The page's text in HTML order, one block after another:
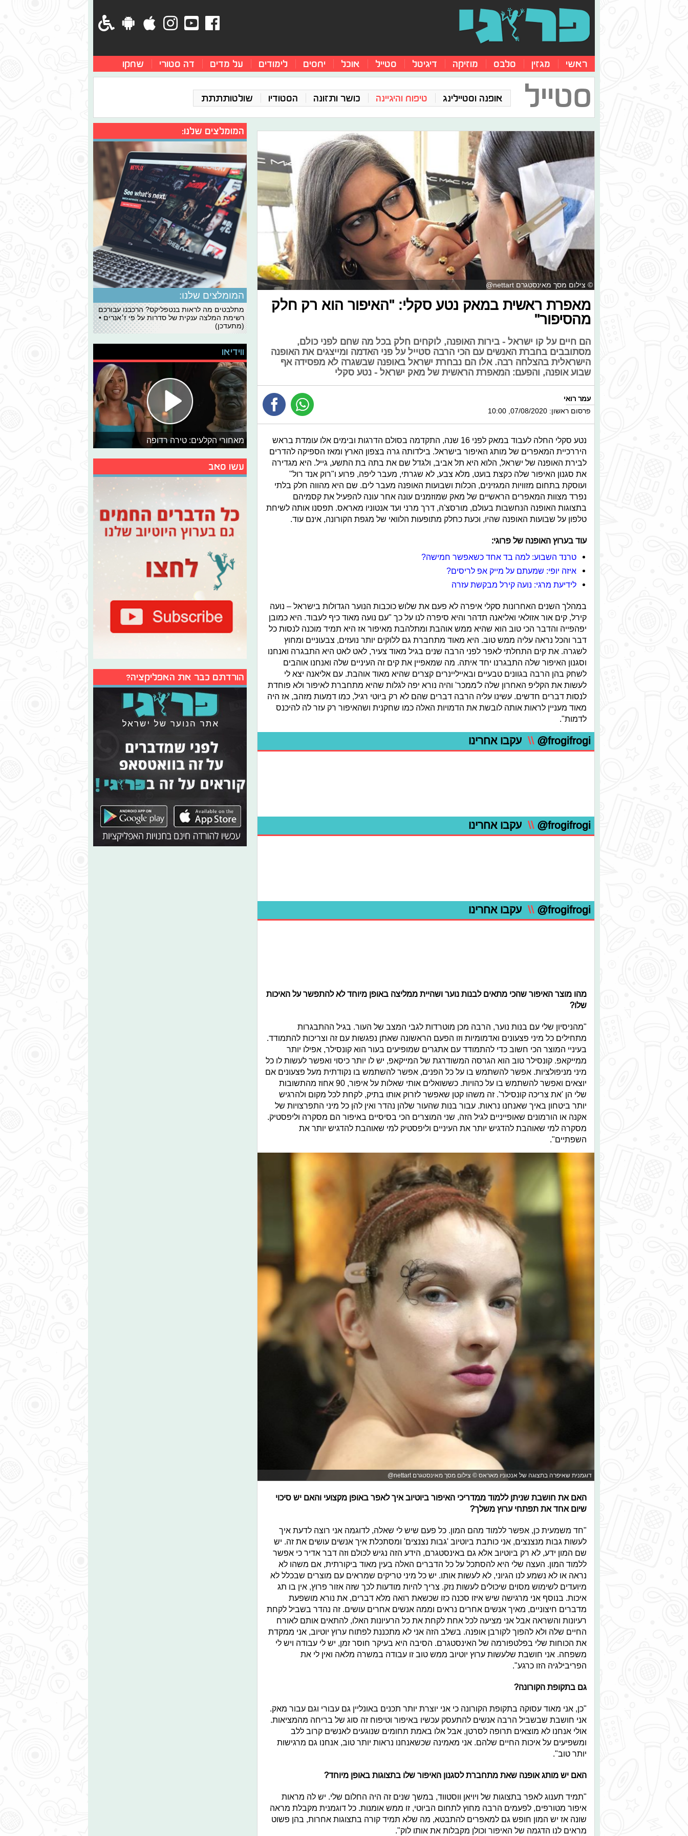
ראשי מגזין סלבס מוזיקה דיגיטל סטייל אוכל יחסים לימודים על מדים דה סטורי שחקו
סטייל אופנה וסטיילינג טיפוח והיגיינה כושר ותזונה הסטודיו שולטותתתת
© צילום מסך מאינסטגרם nettart@
מאפרת ראשית במאק נטע סקלי: "האיפור הוא רק חלק
מהסיפור"
הם חיים על קו ישראל - בירות האופנה, לוקחים חלק בכל מה שחם לפני כולם,
מסתובבים בחברת האנשים עם הכי הרבה סטייל על פני האדמה ומייצגים את האופנה
הישראלית בהצלחה רבה. אלו הם נבחרת ישראל באופנה שבשגרה לא מפסידה אף
שבוע אופנה, והפעם: המאפרת הראשית של מאק ישראל - נטע סקלי
עמר רואי
פרסום ראשון: 07/08/2020, 10:00
נטע סקלי החלה לעבוד במאק לפני 16 שנה, התקדמה בסולם הדרגות ובימים אלו עומדת בראש
היררכיית המאפרים של מותג האיפור בישראל. בילדותה גרה בצפון הארץ ומאז הספיקה להדרים
לבירת האופנה של ישראל, הלוא היא תל אביב, ולגדל שם את בתה בת התשע, גייל. היא מגדירה
את סגנון האיפור שלה כקצת בועט, מלא צבע, לא שגרתי, מעבר ליפה, פרוע ו"רוק אנד רול"
ועוסקת בתחום מזוויות המגזינים, הכלות ושבועות האופנה מעבר לים. שם היא מהווה חלק בלתי
נפרד מצוות המאפרים הראשיים של מאק שמוזמנים עונה אחר עונה להפעיל את קסמיהם
בתצוגות האופנה הנחשבות בעולם, מורסצ'ה, דרך מרני ועד אנטוניו מאראס. תפסנו אותה לשיחת
טלפון על שבועות האופנה שהיו, וכעת כחלק מתופעות הלוואי של מגפת הקורונה, אינם עוד.
עוד בערוץ האופנה של פרוגי:
טרנד השבוע: למה בד אחד כשאפשר חמישה?
איזה יופי: שמעתם על מייק אפ לריסים?
לידיעת מרגי: נועה קירל מבקשת עזרה
במהלך השנים האחרונות סקלי איפרה לא פעם את שלוש כוכבות הנוער הגדולות בישראל – נועה
קירל, קים אור אזולאי ואליאנה תדהר והיא סיפרה לנו על כך "עם נועה מאוד כיף לעבוד. היא כמובן
יפהפייה והדבר הכי טוב הוא שהיא ממש אוהבת ומתלהבת מאיפור אז היא תמיד מוכנה לנסות כל
דבר והכל נראה עליה ממש טוב. היא מאוד מתחברת גם ללוקים יותר נועזים, צבעוניים ומחוץ
לשגרה. את קים התחלתי לאפר לפני הרבה שנים בגיל מאוד צעיר, לאט לאט היא התבגרה ואנחנו
וסגנון האיפור שלה התבגרנו יחד איתה. מה שמאפיין את קים זה העיניים שלה ואנחנו אוהבים
לשחק בהן הרבה בגוונים טבעיים ובאייליינרים קצרים שהיא מאוד אוהבת. עם אליאנה יצא לי
לעשות את הקליפ האחרון שלה ל'ממכר' והיה נורא יפה לגלות שהיא מתחברת לאיפור ולא פוחדת
לנסות דברים חדשים. עשינו עליה הרבה דברים שהם לא רק ביוטי רגיל, כמו דמעות מזהב, אז היה
מאוד מעניין לראות אותה לובשת את הדמויות האלה כמו שחקנית ושהאיפור רק עזר לה להיכנס
לדמות".
@frogifrogi
\\ עקבו אחרינו
@frogifrogi
\\ עקבו אחרינו
@frogifrogi
\\ עקבו אחרינו
מהו מוצר האיפור שהכי מתאים לבנות נוער ושהיית ממליצה באופן מיוחד לא להתפשר על האיכות
שלו?
"מהניסיון שלי עם בנות נוער, הרבה מכן מוטרדות לגבי המצב של העור. בגיל ההתבגרות
מתחילים כל מיני פצעונים ואדמומיות וזו הפעם הראשונה שאתן נפגשות עם זה וצריכות להתמודד.
בעיניי המוצר הכי חשוב כדי להתמודד עם אתגרים שמופיעים בעור הוא קונסילר, אפילו יותר
ממייקאפ. קונסילר טוב הוא הגרסה המשודרגת של המייקאפ, יש לו יותר כיסוי ואפשר לעשות לו כל
מיני מניפולציות. אפשר להשתמש בו על כל הפנים, אפשר להשתמש בו נקודתית מעל פצעונים אם
יוצאים ואפשר להשתמש בו על כהויות. כששואלים אותי שאלות על איפור, 90 אחוז מהתשובות
שלי הן 'את צריכה קונסילר'. זה משהו קטן שאפשר לזרוק אותו בתיק, לקחת לכל מקום ולהרגיש
יותר ביטחון באיך שאנחנו נראות. עבור בנות שהעור שלהן נהדר ואין להן כל מיני התפרצויות של
אקנה או הורמונים שאופייניים לגיל הזה, שני המוצרים הכי בסיסיים באיפור הם מסקרה וליפסטיק.
מסקרה למי שאוהבת להדגיש יותר את העיניים וליפסטיק למי שאוהבת להדגיש יותר את
השפתיים".
דוגמנית שאיפרה בתצוגה של אנטוניו מאראס © צילום מסך מאינסטגרם nettart@
האם את חושבת שניתן ללמוד ממדריכי האיפור ביוטיוב איך לאפר באופן מקצועי והאם יש סיכוי
שיום אחד את תפתחי ערוץ משלך?
"חד משמעית כן, אפשר ללמוד מהם המון. כל פעם שיש לי שאלה, לדוגמה אני רוצה לדעת איך
לעשות גבות מנצנצים, אני כותבת ביוטיוב 'גבות נצנצים' ומסתכלת איך אנשים עושים את זה. יש
שם המון ידע, לא רק ביוטיוב אלא גם באינסטגרם, הידע הזה נגיש לכולם וזה דבר אדיר כי אפשר
ללמוד המון. העצה שלי היא להסתכל על כל הדברים האלה בעין מאוד ביקורתית, אם משהו לא
נראה או לא נשמע לנו הגיוני, לא לעשות אותו. יש כל מיני טריקים שמראים עם מוצרים שבכלל לא
מיועדים לשימוש מסוים שיכולים לעשות נזק. צריך להיות מודעות לכך שזה אזור פרוץ, אין בו תג
איכות. בנוסף אני מרגישה שיש איזו סכנה כזו שכשאת רואה מלא דברים, את נורא מושפעת
מדברים חיצוניים, מאיך אנשים אחרים נראים וממה אנשים אחרים עושים. זה נהדר בשביל לקחת
רעיונות והשראה אבל אני מציעה לכל אחת לקחת את כל הרעיונות האלו, להתאים אותם לאורח
החיים שלה ולא להפוך לקורבן אופנה. בשלב הזה אני לא מתכננת לפתוח ערוץ יוטיוב, אני ממקדת
את הכוחות שלי בפלטפורמה של האינסטגרם. הסיבה היא בעיקר חוסר זמן, יש לי עבודה ויש לי
משפחה. אני חושבת שלעשות ערוץ יוטיוב ממש טוב זו עבודה במשרה מלאה ואין לי את
הפריבילגיה הזו כרגע".
גם בתקופת הקורונה?
"כן, אני מאוד עסוקה בתקופת הקורונה כי אני יוצרת יותר תכנים באונליין גם עבורי וגם עבור מאק.
אני חושבת שבשביל הרבה אנשים להתעסק עכשיו באיפור וטיפוח זה סוג של בריחה מהמציאות.
אולי אנחנו לא מוצאים תרופה לסרטן, אבל אלו באמת תחומים שנוגעים לאנשים קרוב ללב
ומשפיעים על איכות החיים שלהם. אני מאמינה שכשאנחנו נראות יותר טוב, אנחנו גם מרגישות
יותר טוב".
האם יש מותג אופנה שאת מתחברת לסגנון האיפור שלו בתצוגות באופן מיוחד?
"תמיד תענוג לאפר בתצוגות של ויויאן ווסטווד, במשך שנים זה היה החלום שלי. יש לה מראות
איפור מטורפים, לפעמים הרבה מחוץ לתחום הביוטי, זו ממש אומנות. כל דוגמנית מקבלת מראה
שונה אז יש המון חופש גם למאפרים להתבטא, מה שלא תמיד קורה בתצוגות אחרות, בהן פשוט
מראים לנו הדגמה של האיפור וכולן מקבלות את אותו לוק".
המומלצים שלנו:
המומלצים שלנו:
מתלבטים מה לראות בנטפליקס? הרכבנו עבורכם
רשימת המלצה ענקית של סדרות על פי ז׳אנרים •
(מתעדכן)
ווידיאו
מאחורי הקלעים: טירה רדופה
עשו סאב
הורדתם כבר את האפליקציה?